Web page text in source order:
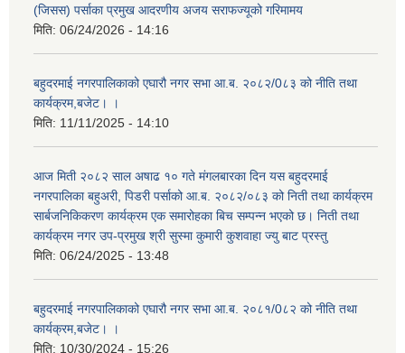
(जिसस) पर्साका प्रमुख आदरणीय अजय सराफज्यूको गरिमामय
मिति: 06/24/2026 - 14:16
बहुदरमाई नगरपालिकाको एघारौ नगर सभा आ.ब. २०८२/0८३ को नीति तथा
कार्यक्रम,बजेट। ।
मिति: 11/11/2025 - 14:10
आज मिती २०८२ साल अषाढ १० गते मंगलबारका दिन यस बहुदरमाई
नगरपालिका बहुअरी, पिडरी पर्साको आ.ब. २०८२/०८३ को निती तथा कार्यक्रम
सार्बजनिकिकरण कार्यक्रम एक समारोहका बिच सम्पन्न भएको छ। निती तथा
कार्यक्रम नगर उप-प्रमुख श्री सुस्मा कुमारी कुशवाहा ज्यु बाट प्रस्तु
मिति: 06/24/2025 - 13:48
बहुदरमाई नगरपालिकाको एघारौ नगर सभा आ.ब. २०८१/0८२ को नीति तथा
कार्यक्रम,बजेट। ।
मिति: 10/30/2024 - 15:26